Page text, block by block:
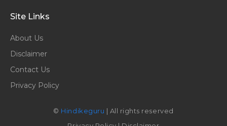
Site Links
About Us
Disclaimer
Contact Us
Privacy Policy
© Hindikeguru | All rights reserved